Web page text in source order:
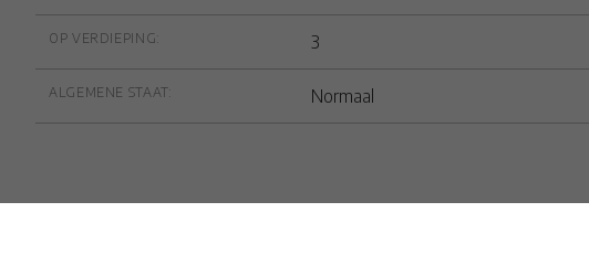
OP VERDIEPING: 3
ALGEMENE STAAT: Normaal